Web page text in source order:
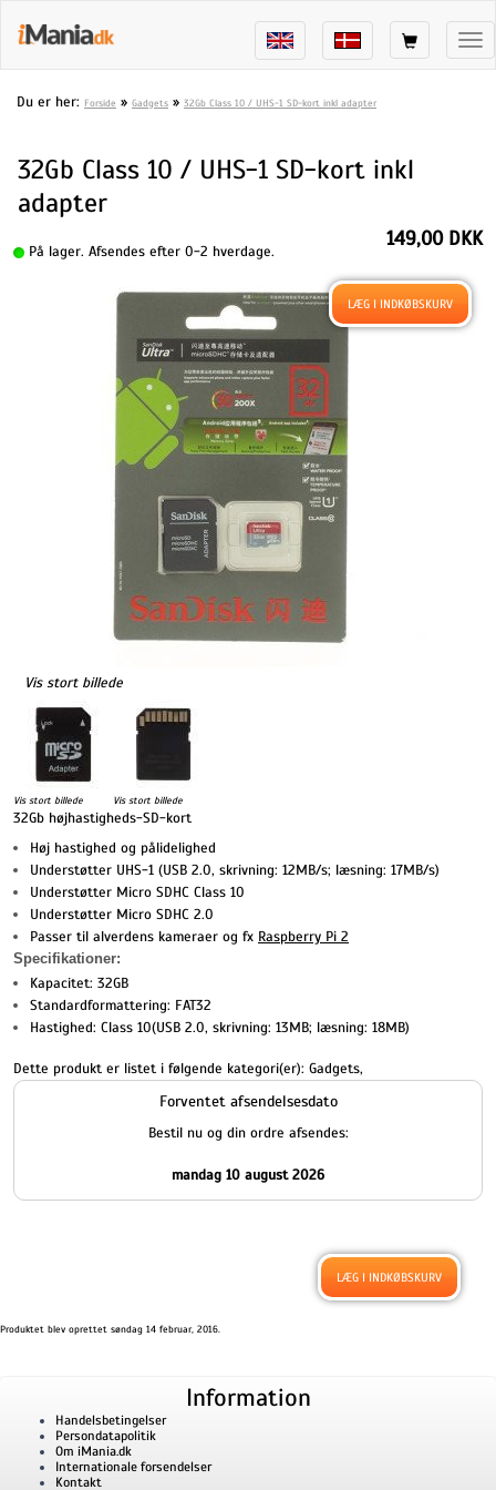
Du er her: Forside » Gadgets » 32Gb Class 10 / UHS-1 SD-kort inkl adapter
32Gb Class 10 / UHS-1 SD-kort inkl
adapter
På lager. Afsendes efter 0-2 hverdage.
Vis stort billede
149,00 DKK
Vis stort billede Vis stort billede
32Gb højhastigheds-SD-kort
Høj hastighed og pålidelighed
Understøtter UHS-1 (USB 2.0, skrivning: 12MB/s; læsning: 17MB/s)
Understøtter Micro SDHC Class 10
Understøtter Micro SDHC 2.0
Passer til alverdens kameraer og fx Raspberry Pi 2
Specifikationer:
Kapacitet: 32GB
Standardformattering: FAT32
Hastighed: Class 10(USB 2.0, skrivning: 13MB; læsning: 18MB)
Dette produkt er listet i følgende kategori(er): Gadgets,
Forventet afsendelsesdato
Bestil nu og din ordre afsendes:
mandag 10 august 2026
Produktet blev oprettet søndag 14 februar, 2016.
Information
Handelsbetingelser
Persondatapolitik
Om iMania.dk
Internationale forsendelser
Kontakt